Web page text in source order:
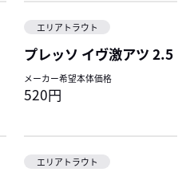
エリアトラウト
プレッソ イヴ激アツ 2.5
メーカー希望本体価格
520円
エリアトラウト